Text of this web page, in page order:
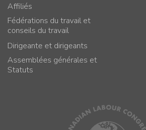
Affiliés
Fédérations du travail et
conseils du travail
Dirigeante et dirigeants
Assemblées générales et
Statuts